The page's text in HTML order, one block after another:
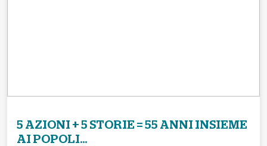
5 AZIONI + 5 STORIE = 55 ANNI INSIEME
AI POPOLI...